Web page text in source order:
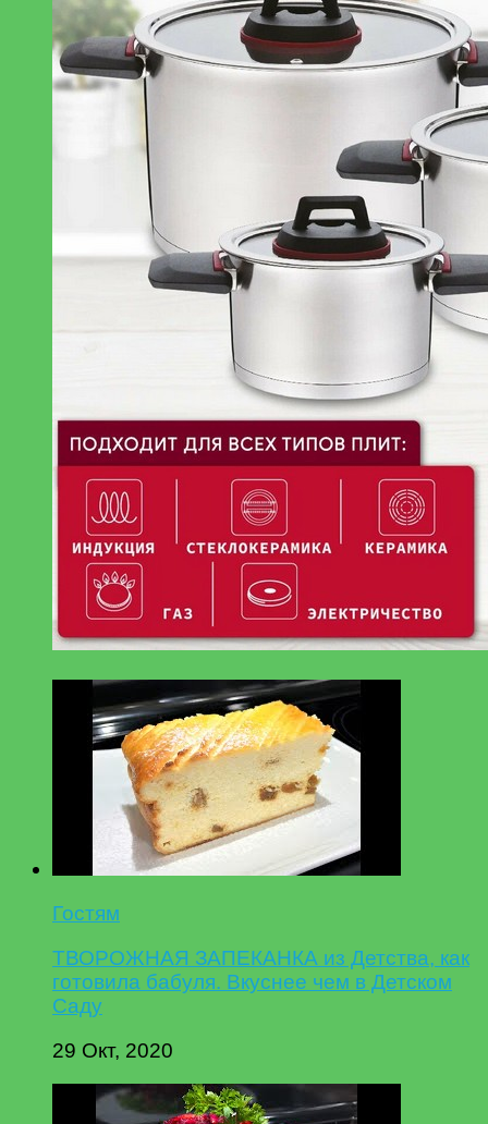
Гостям
ТВОРОЖНАЯ ЗАПЕКАНКА из Детства, как
готовила бабуля. Вкуснее чем в Детском
Саду
29 Окт, 2020